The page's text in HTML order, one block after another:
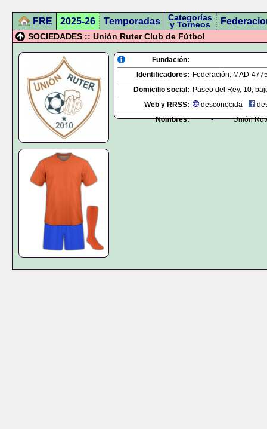
FRE 2025-26 Temporadas Categorías
y Torneos
SOCIEDADES :: Unión Ruter Club de Fútbol
Fundación:
Identificadores: Federación: MAD-
Domicilio social: Paseo del Rey, 10,
Web y RRSS:
desconocida
Nombres:
- Unión